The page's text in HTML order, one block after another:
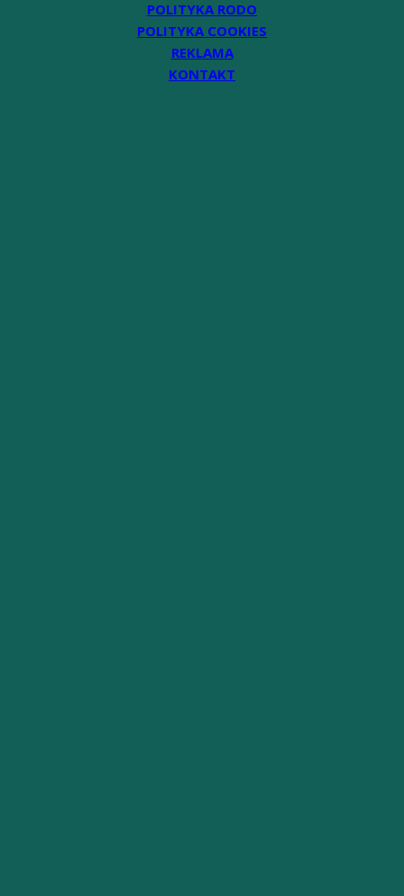
POLITYKA RODO
POLITYKA COOKIES
REKLAMA
KONTAKT